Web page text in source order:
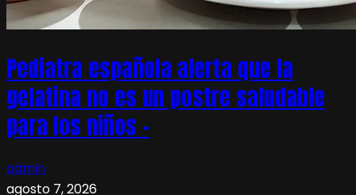
Pediatra española alerta que la
gelatina no es un postre saludable
para los niños –
admin
agosto 7, 2026